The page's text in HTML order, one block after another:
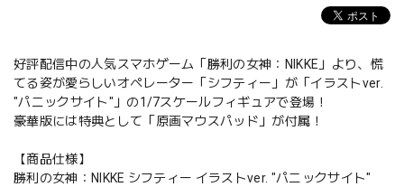
好評配信中の人気スマホゲーム「勝利の女神：NIKKE」より、慌
てる姿が愛らしいオペレーター「シフティー」が「イラストver.
"パニックサイト"」の1/7スケールフィギュアで登場！
豪華版には特典として「原画マウスパッド」が付属！
【商品仕様】
勝利の女神：NIKKE シフティー イラストver. "パニックサイト"